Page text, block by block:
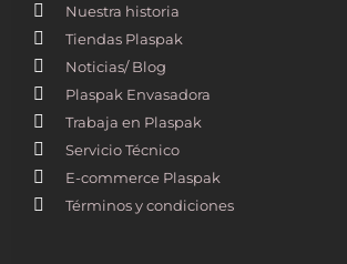
Nuestra historia
Tiendas Plaspak
Noticias/ Blog
Plaspak Envasadora
Trabaja en Plaspak
Servicio Técnico
E-commerce Plaspak
Términos y condiciones